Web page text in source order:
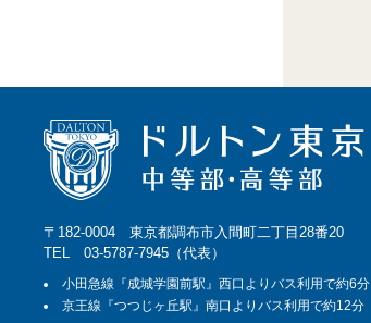
〒182-0004 東京都調布市入間町二丁目28番20
TEL 03-5787-7945（代表）
小田急線『成城学園前駅』西口よりバス利用で約6分
京王線『つつじヶ丘駅』南口よりバス利用で約12分